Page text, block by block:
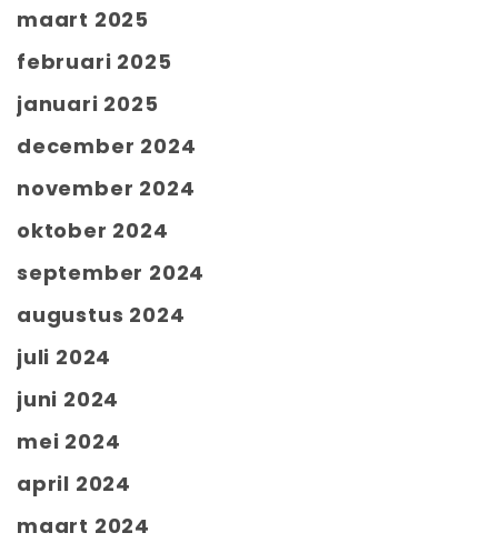
maart 2025
februari 2025
januari 2025
december 2024
november 2024
oktober 2024
september 2024
augustus 2024
juli 2024
juni 2024
mei 2024
april 2024
maart 2024